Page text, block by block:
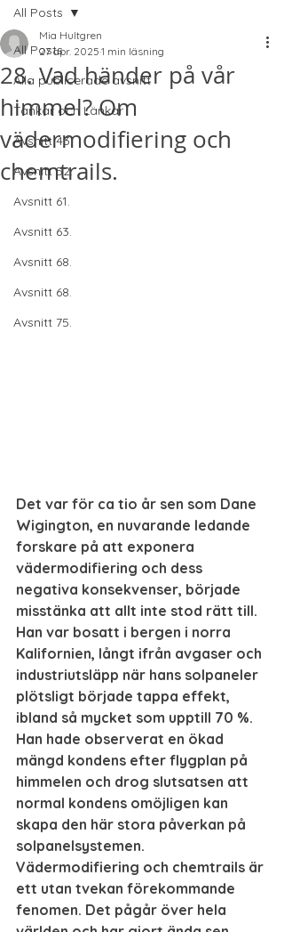
All Posts
Alla publicerade avsnitt
Tankar och Länkar
Avsnitt 43.
Avsnitt 52.
Avsnitt 61.
Avsnitt 63.
Avsnitt 68.
Avsnitt 68.
Avsnitt 75.
All Posts
28. Vad händer på vår
himmel? Om
vädermodifiering och
chemtrails.
Mia Hultgren
27 apr. 2025 1 min läsning
Det var för ca tio år sen som Dane
Wigington, en nuvarande ledande
forskare på att exponera
vädermodifiering och dess
negativa konsekvenser, började
misstänka att allt inte stod rätt till.
Han var bosatt i bergen i norra
Kalifornien, långt ifrån avgaser och
industriutsläpp när hans solpaneler
plötsligt började tappa effekt,
ibland så mycket som upptill 70 %.
Han hade observerat en ökad
mängd kondens efter flygplan på
himmelen och drog slutsatsen att
normal kondens omöjligen kan
skapa den här stora påverkan på
solpanelsystemen.
Vädermodifiering och chemtrails är
ett utan tvekan förekommande
fenomen. Det pågår över hela